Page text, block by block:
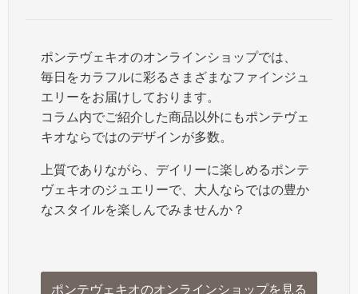
ポンテヴェキオのオンラインショップでは、
毎日をカラフルに彩るさまざまなファインジュ
エリーをお届けしております。
コラム内でご紹介した商品以外にもポンテヴェ
キオならではのデザインが多数。
上質でありながら、デイリーに楽しめるポンテ
ヴェキオのジュエリーで、大人ならではの豊か
なスタイルを楽しんでみませんか？
ポンテヴェキオのオンラインショップを見る